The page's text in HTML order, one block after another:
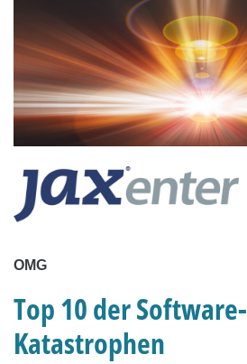
OMG
Top 10 der Software-
Katastrophen